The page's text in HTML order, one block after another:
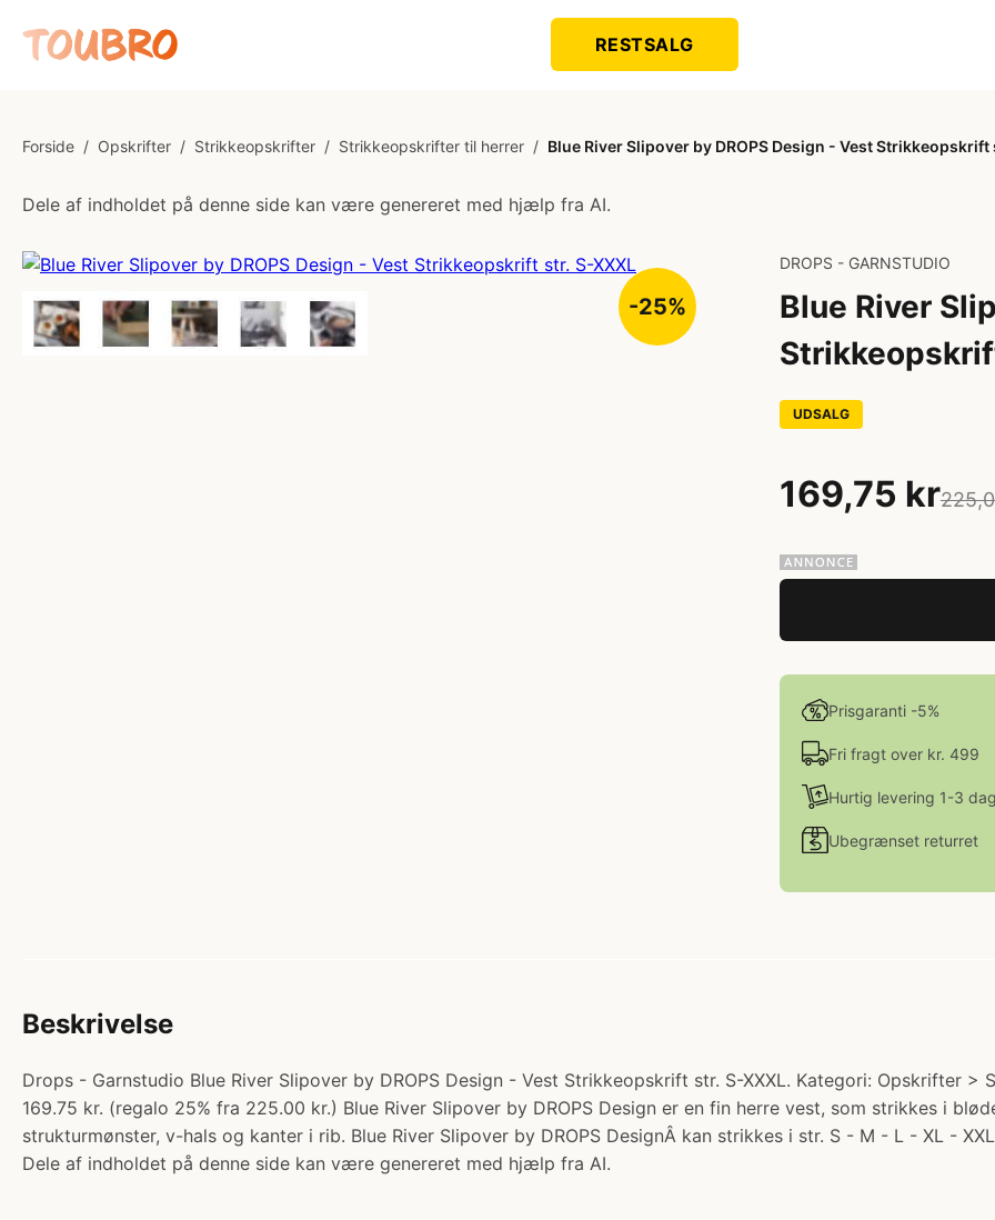
RESTSALG
Forside / Opskrifter / Strikkeopskrifter / Strikkeopskrifter til herrer / Blue River Slipover by DROPS Design - Vest Strikkeopskrift
Dele af indholdet på denne side kan være genereret med hjælp fra AI.
-25%
DROPS - GARNSTUDIO
Blue River
UDSALG
169,75 kr
Prisgaranti -5%
Fri fragt over kr. 499
Hurtig levering 1-3
Ubegrænset returret
Beskrivelse
Drops - Garnstudio Blue River Slipover by DROPS Design - Vest Strikkeopskrift str. S-XXXL. Kategori: Opskrifter
169.75 kr. (regalo 25% fra 225.00 kr.) Blue River Slipover by DROPS Design er en fin herre vest, som strikkes i
strukturmønster, v-hals og kanter i rib. Blue River Slipover by DROPS DesignÂ kan strikkes i str. S - M - L - XL -
Dele af indholdet på denne side kan være genereret med hjælp fra AI.